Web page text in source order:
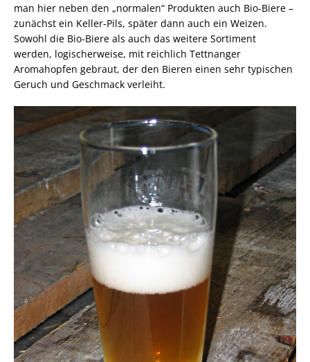
man hier neben den „normalen“ Produkten auch Bio-Biere –
zunächst ein Keller-Pils, später dann auch ein Weizen.
Sowohl die Bio-Biere als auch das weitere Sortiment
werden, logischerweise, mit reichlich Tettnanger
Aromahopfen gebraut, der den Bieren einen sehr typischen
Geruch und Geschmack verleiht.